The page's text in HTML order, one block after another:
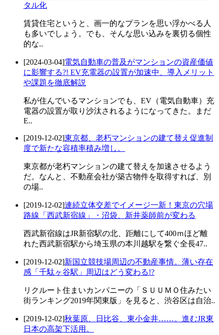
タル化
賃貸住宅というと、画一的なプランを思い浮かべる人
も多いでしょう。でも、そんな思い込みを裏切る個性
的な..
[2024-03-04]電気自動車の普及がマンションの資産価値
に影響する?! EV充電器の設置が加速中、導入メリット
や課題を徹底解説
私が住んでいるマンションでも、EV（電気自動車）充
電器の設置が取り沙汰されるようになってきた。まだ
E..
[2019-12-02]東京都、老朽マンションの建て替え促進制
度で新たな容積率積み増し。
東京都が老朽マンションの建て替えを加速させるよう
だ。なんと、不動産会社が築古物件を取得すれば、別
の場..
[2019-12-02]連続立体交差でイメージ一新！東京の穴場
路線「西武新宿線」・沼袋、新井薬師前が変わる
西武新宿線はJR新宿駅の北、距離にして400ｍほど離
れた西武新宿駅から埼玉県の本川越駅を繋ぐ全長47..
[2019-12-02]新国立競技場周辺の不動産事情。薄い存在
感「千駄ヶ谷駅」周辺はどう変わる!?
リクルート住まいカンパニーの「ＳＵＵＭＯ住みたい
街ランキング2019年関東版」を見ると、渋谷区は自治..
[2019-12-02]秋葉原、日比谷、東小金井……。進むJR東
日本の高架下活用。